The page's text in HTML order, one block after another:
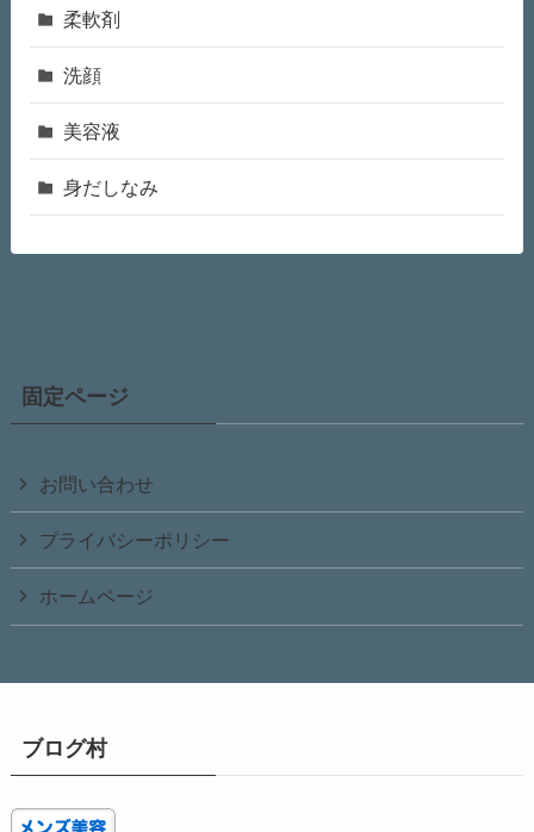
柔軟剤
洗顔
美容液
身だしなみ
固定ページ
お問い合わせ
プライバシーポリシー
ホームページ
ブログ村